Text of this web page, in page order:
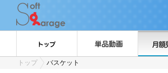
トップ バスケット